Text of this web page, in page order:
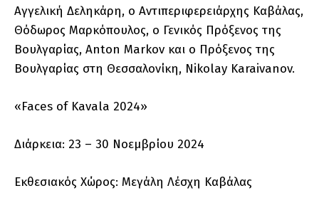
Αγγελική Δεληκάρη, ο Αντιπεριφερειάρχης Καβάλας,
Θόδωρος Μαρκόπουλος, ο Γενικός Πρόξενος της
Βουλγαρίας, Anton Markov και ο Πρόξενος της
Βουλγαρίας στη Θεσσαλονίκη, Nikolay Karaivanov.
«Faces of Kavala 2024»
Διάρκεια: 23 – 30 Νοεμβρίου 2024
Εκθεσιακός Χώρος: Μεγάλη Λέσχη Καβάλας